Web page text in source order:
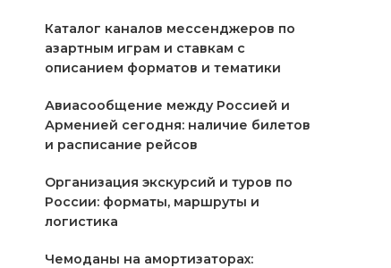
Каталог каналов мессенджеров по
азартным играм и ставкам с
описанием форматов и тематики
Авиасообщение между Россией и
Арменией сегодня: наличие билетов
и расписание рейсов
Организация экскурсий и туров по
России: форматы, маршруты и
логистика
Чемоданы на амортизаторах: